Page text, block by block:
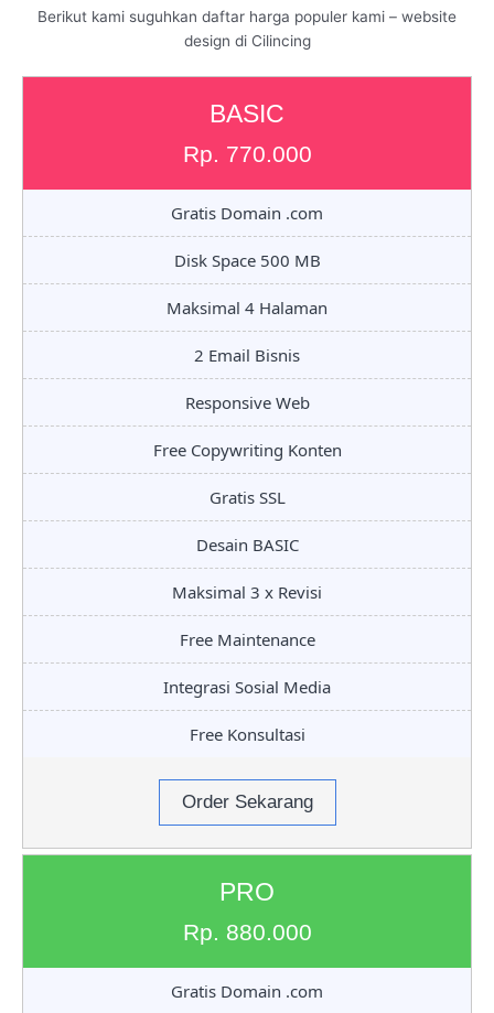
Berikut kami suguhkan daftar harga populer kami – website
design di Cilincing
BASIC
Rp. 770.000
Gratis Domain .com
Disk Space 500 MB
Maksimal 4 Halaman
2 Email Bisnis
Responsive Web
Free Copywriting Konten
Gratis SSL
Desain BASIC
Maksimal 3 x Revisi
Free Maintenance
Integrasi Sosial Media
Free Konsultasi
Order Sekarang
PRO
Rp. 880.000
Gratis Domain .com